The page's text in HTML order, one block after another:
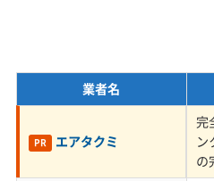
檜原村でよく見かける
は、現在の高気密な家
間が多くなります。窓
ずかな隙間から外の空
業者名
PR エアタクミ
完
ン
の